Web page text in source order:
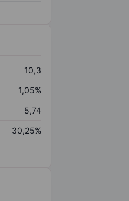
10,3
1,05%
5,74
30,25%